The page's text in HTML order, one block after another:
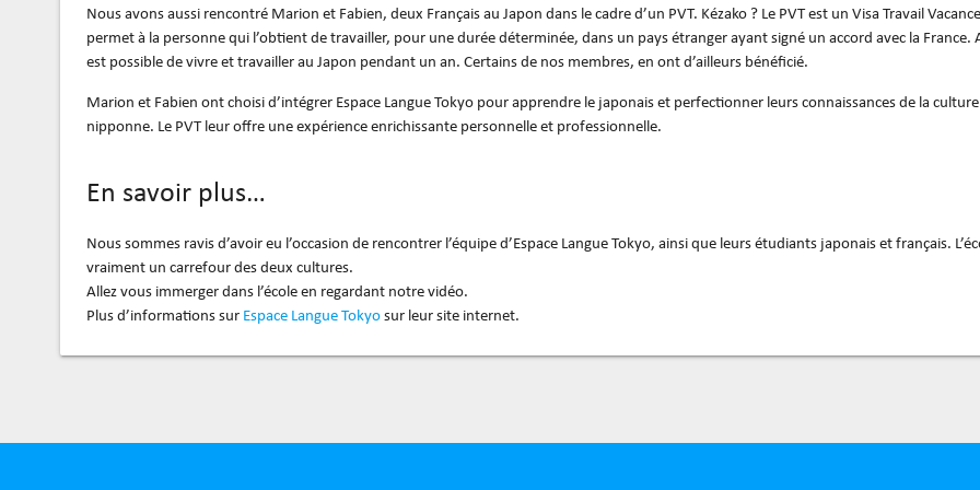
Nous avons aussi rencontré Marion et Fabien, deux Français au Japon dans le cadre d’un PVT. Kézako ? Le PVT est un Visa Travail
permet à la personne qui l’obtient de travailler, pour une durée déterminée, dans un pays étranger ayant signé un accord avec la France.
est possible de vivre et travailler au Japon pendant un an. Certains de nos membres, en ont d’ailleurs bénéficié.
Marion et Fabien ont choisi d’intégrer Espace Langue Tokyo pour apprendre le japonais et perfectionner leurs connaissances de la culture
nipponne. Le PVT leur offre une expérience enrichissante personnelle et professionnelle.
En savoir plus…
Nous sommes ravis d’avoir eu l’occasion de rencontrer l’équipe d’Espace Langue Tokyo, ainsi que leurs étudiants japonais et français.
vraiment un carrefour des deux cultures.
Allez vous immerger dans l’école en regardant notre vidéo.
Plus d’informations sur Espace Langue Tokyosur leur site internet.